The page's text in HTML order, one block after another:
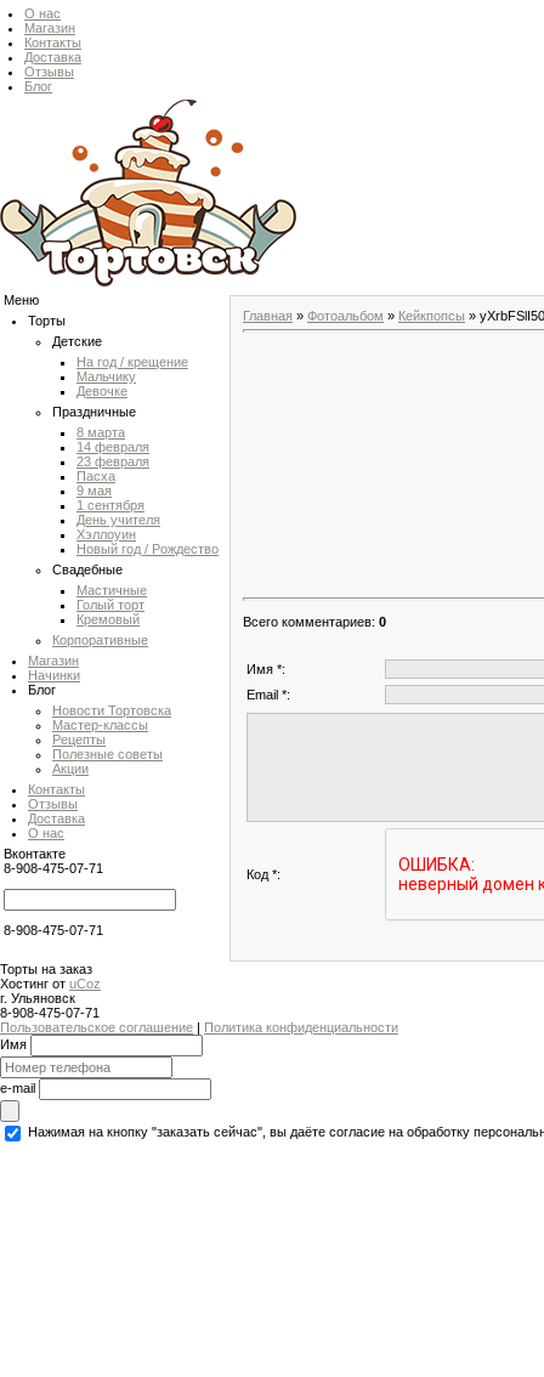
О нас
Магазин
Контакты
Доставка
Отзывы
Блог
Меню
Торты
Детские
На год / крещение
Мальчику
Девочке
Праздничные
8 марта
14 февраля
23 февраля
Пасха
9 мая
1 сентября
День учителя
Хэллоуин
Новый год / Рождество
Свадебные
Мастичные
Голый торт
Кремовый
Корпоративные
Магазин
Начинки
Блог
Новости Тортовска
Мастер-классы
Рецепты
Полезные советы
Акции
Контакты
Отзывы
Доставка
О нас
Вконтакте
8-908-475-07-71
8-908-475-07-71
Главная » Фотоальбом » Кейкпопсы »
Всего комментариев: 0
Имя *:
Email *:
Код *:
Торты на заказ
Хостинг от uCoz
г. Ульяновск
8-908-475-07-71
Пользовательское соглашение | Политика конфиденциальности
Имя
e-mail
Нажимая на кнопку "заказать сейчас", вы даёте согласие на обработку